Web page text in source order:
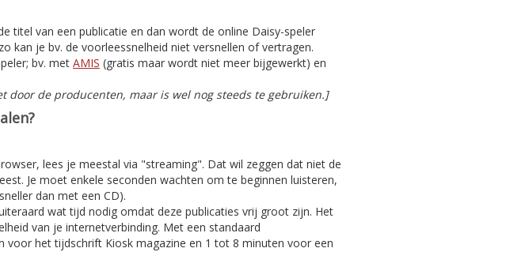
titel van een publicatie en dan wordt de online Daisy-speler
kan je bv. de voorleessnelheid niet versnellen of vertragen.
bv. met AMIS (gratis maar wordt niet meer bijgewerkt) en
de producenten, maar is wel nog steeds te gebruiken.]
lees je meestal via "streaming". Dat wil zeggen dat niet de
Je moet enkele seconden wachten om te beginnen luisteren,
dan met een CD).
wat tijd nodig omdat deze publicaties vrij groot zijn. Het
van je internetverbinding. Met een standaard
het tijdschrift Kiosk magazine en 1 tot 8 minuten voor een